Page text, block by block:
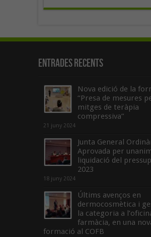
Entrades recents
Nova edició de la
“Presa de mesures
mitges de teràpia
compressiva”
21 juny 2024
Junta General
Aprovada per
liquidació del
2023
18 juny 2024
Últims avenços en
dermocosmètica i
la categoria a
farmàcia, en una
formació al COFB